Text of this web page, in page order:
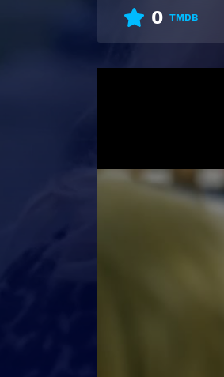
0 TMDB